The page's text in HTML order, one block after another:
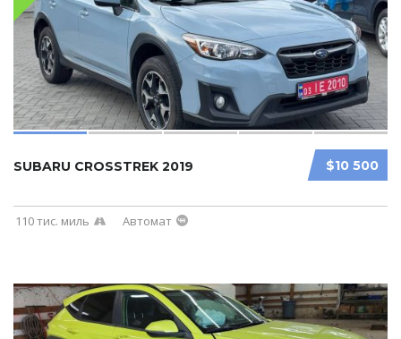
$10 500
SUBARU CROSSTREK 2019
110 тис. миль Автомат